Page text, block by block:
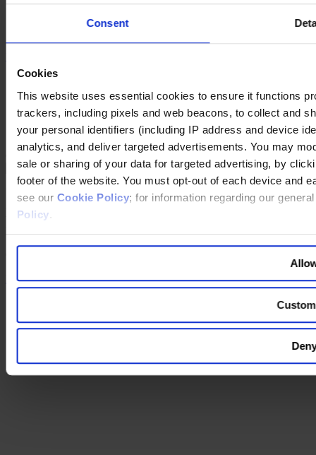
Consent
Cookies
This website uses essential cookies to ensure it functions
trackers, including pixels and web beacons, to collect and
your personal identifiers (including IP address and device
analytics, and deliver targeted advertisements. You may
sale or sharing of your data for targeted advertising, by
footer of the website. You must opt-out of each device and
see our Cookie Policy; for information regarding our
Policy.
LinkedIn
Impressum
Haftungsausschluss
Datenschutz
Unsere Leitlinien
Cookie Policy
Changing language
You are switching to an alternate language version of the Egon
Zehnder website. The page you are currently on does not have a
translated version. If you continue, you will be taken to the alternate
language home page.
Back to top